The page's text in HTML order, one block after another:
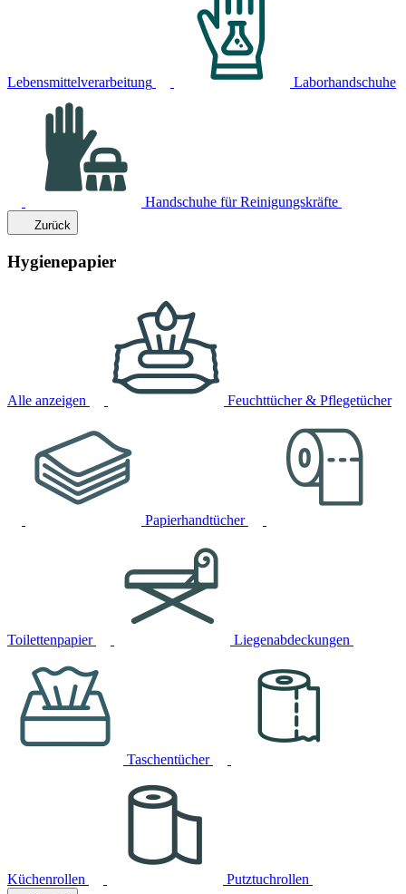
Lebensmittelverarbeitung Laborhandschuhe
Handschuhe für Reinigungskräfte
Zurück
Hygienepapier
Alle anzeigen Feuchttücher & Pflegetücher
Papierhandtücher
Toilettenpapier Liegenabdeckungen
Taschentücher
Küchenrollen Putztuchrollen